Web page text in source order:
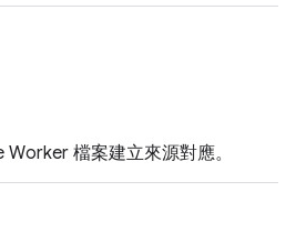
檔案建立來源對應。